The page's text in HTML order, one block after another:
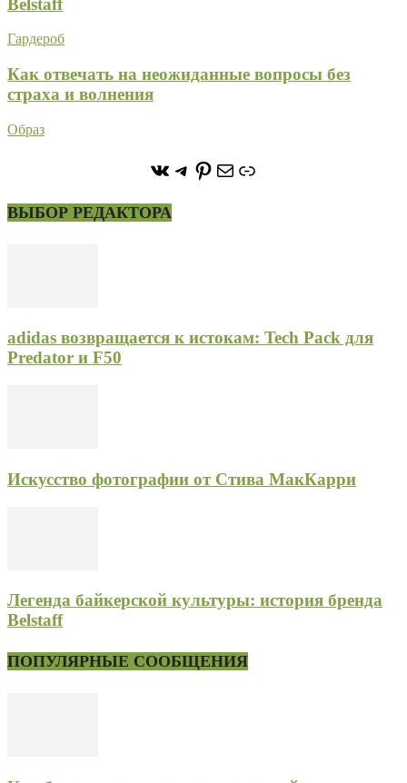
Гардероб
Как отвечать на неожиданные вопросы без
страха и волнения
Образ
https://vk.com/
https://t.me/stoneforest
https://
ПочтаСсылка
ВЫБОР РЕДАКТОРА
adidas возвращается к истокам: Tech Pack для
Predator и F50
Искусство фотографии от Стива МакКарри
Легенда байкерской культуры: история бренда
Belstaff
ПОПУЛЯРНЫЕ СООБЩЕНИЯ